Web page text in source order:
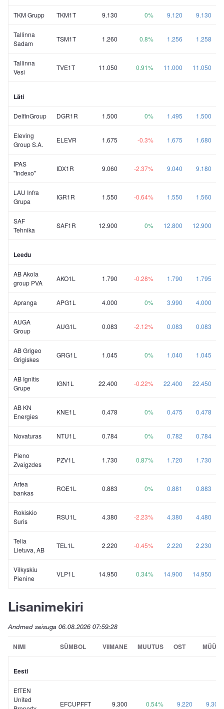
TKM Grupp TKM1T 9.130 0% 9.120 9.130
Tallinna
Sadam
TSM1T 1.260 0.8% 1.256 1.258
Tallinna
Vesi
TVE1T 11.050 0.91% 11.000 11.050
Läti
DelfinGroup DGR1R 1.500 0% 1.495 1.500
Eleving
Group S.A.
ELEVR 1.675 -0.3% 1.675 1.680
IPAS
"Indexo"
IDX1R 9.060 -2.37% 9.040 9.180
LAU Infra
Grupa
IGR1R 1.550 -0.64% 1.550 1.560
SAF
Tehnika
SAF1R 12.900 0% 12.800 12.900
Leedu
AB Akola
group PVA
AKO1L 1.790 -0.28% 1.790 1.795
Apranga APG1L 4.000 0% 3.990 4.000
AUGA
Group
AUG1L 0.083 -2.12% 0.083 0.083
AB Grigeo
Grigiskes
GRG1L 1.045 0% 1.040 1.045
AB Ignitis
Grupe
IGN1L 22.400 -0.22% 22.400 22.450
AB KN
Energies
KNE1L 0.478 0% 0.475 0.478
Novaturas NTU1L 0.784 0% 0.782 0.784
Pieno
Zvaigzdes
PZV1L 1.730 0.87% 1.720 1.730
Artea
bankas
ROE1L 0.883 0% 0.881 0.883
Rokiskio
Suris
RSU1L 4.380 -2.23% 4.380 4.480
Telia
Lietuva, AB
TEL1L 2.220 -0.45% 2.220 2.230
Vilkyskiu
Pienine
VLP1L 14.950 0.34% 14.900 14.950
Lisanimekiri
Andmed seisuga 06.08.2026 07:59:28
NIMI SÜMBOL VIIMANE MUUTUS OST MÜÜK
Eesti
EfTEN
United
EFCUPFFT 9.300 0.54% 9.220 9.300